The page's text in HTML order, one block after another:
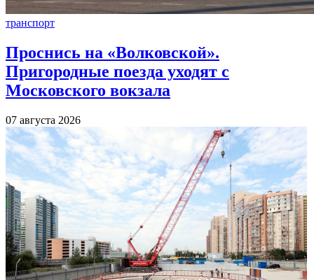
транспорт
Проснись на «Волковской».
Пригородные поезда уходят с
Московского вокзала
07 августа 2026